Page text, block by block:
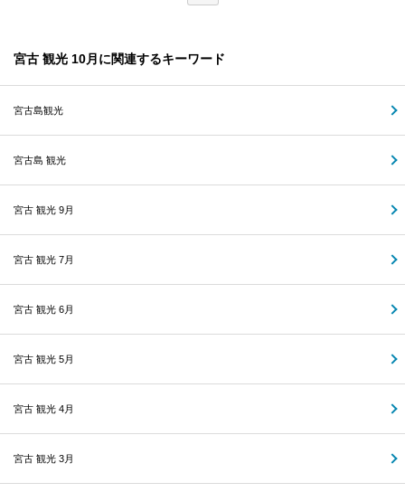
宮古 観光 10月に関連するキーワード
宮古島観光
宮古島 観光
宮古 観光 9月
宮古 観光 7月
宮古 観光 6月
宮古 観光 5月
宮古 観光 4月
宮古 観光 3月